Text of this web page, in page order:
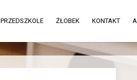
PRZEDSZKOLE ŻŁOBEK KONTAKT